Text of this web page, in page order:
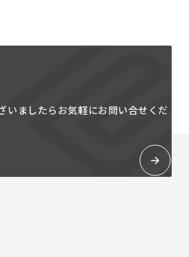
いましたらお気軽にお問い合せくだ